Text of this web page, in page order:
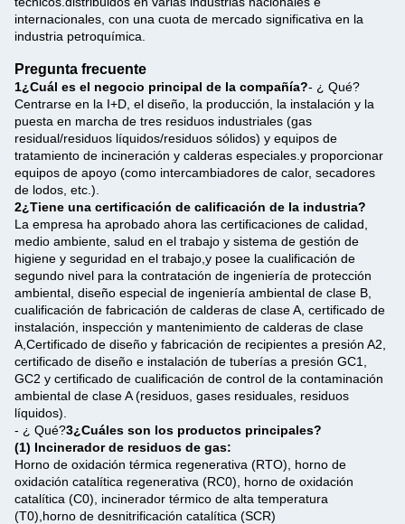
internacionales, con una cuota de mercado significativa en la
industria petroquímica.
Pregunta frecuente
1¿Cuál es el negocio principal de la compañía?- ¿ Qué?
Centrarse en la I+D, el diseño, la producción, la instalación y la
puesta en marcha de tres residuos industriales (gas
residual/residuos líquidos/residuos sólidos) y equipos de
tratamiento de incineración y calderas especiales.y proporcionar
equipos de apoyo (como intercambiadores de calor, secadores
de lodos, etc.).
2¿Tiene una certificación de calificación de la industria?
La empresa ha aprobado ahora las certificaciones de calidad,
medio ambiente, salud en el trabajo y sistema de gestión de
higiene y seguridad en el trabajo,y posee la cualificación de
segundo nivel para la contratación de ingeniería de protección
ambiental, diseño especial de ingeniería ambiental de clase B,
cualificación de fabricación de calderas de clase A, certificado de
instalación, inspección y mantenimiento de calderas de clase
A,Certificado de diseño y fabricación de recipientes a presión A2,
certificado de diseño e instalación de tuberías a presión GC1,
GC2 y certificado de cualificación de control de la contaminación
ambiental de clase A (residuos, gases residuales, residuos
líquidos).
- ¿ Qué?3¿Cuáles son los productos principales?
(1) Incinerador de residuos de gas:
Horno de oxidación térmica regenerativa (RTO), horno de
oxidación catalítica regenerativa (RC0), horno de oxidación
catalítica (C0), incinerador térmico de alta temperatura
(T0),horno de desnitrificación catalítica (SCR)